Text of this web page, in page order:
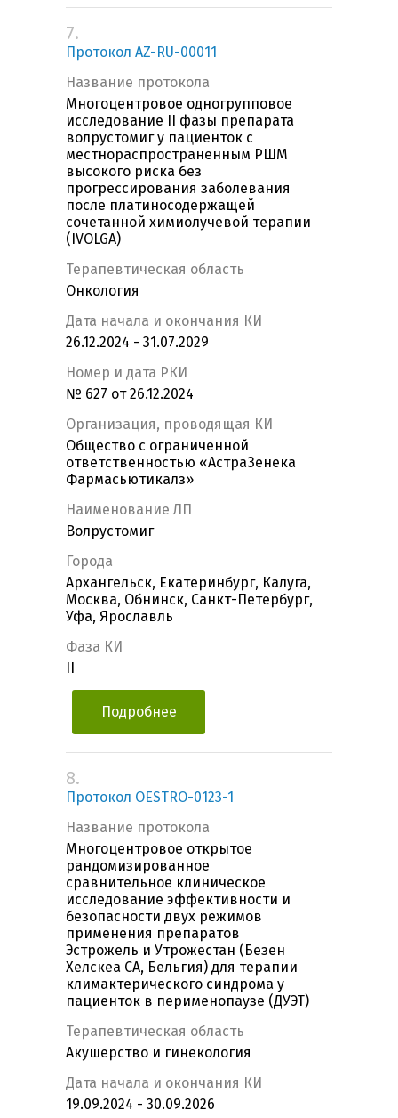
7.
Протокол AZ-RU-00011
Название протокола
Многоцентровое одногрупповое
исследование II фазы препарата
волрустомиг у пациенток с
местнораспространенным РШМ
высокого риска без
прогрессирования заболевания
после платиносодержащей
сочетанной химиолучевой терапии
(IVOLGA)
Терапевтическая область
Онкология
Дата начала и окончания КИ
26.12.2024 - 31.07.2029
Номер и дата РКИ
№ 627 от 26.12.2024
Организация, проводящая КИ
Общество с ограниченной
ответственностью «АстраЗенека
Фармасьютикалз»
Наименование ЛП
Волрустомиг
Города
Архангельск, Екатеринбург, Калуга,
Москва, Обнинск, Санкт-Петербург,
Уфа, Ярославль
Фаза КИ
Подробнее
8.
Протокол OESTRO-0123-1
Название протокола
Многоцентровое открытое
рандомизированное
сравнительное клиническое
исследование эффективности и
безопасности двух режимов
применения препаратов
Эстрожель и Утрожестан (Безен
Хелскеа СА, Бельгия) для терапии
климактерического синдрома у
пациенток в перименопаузе (ДУЭТ)
Терапевтическая область
Акушерство и гинекология
Дата начала и окончания КИ
19.09.2024 - 30.09.2026